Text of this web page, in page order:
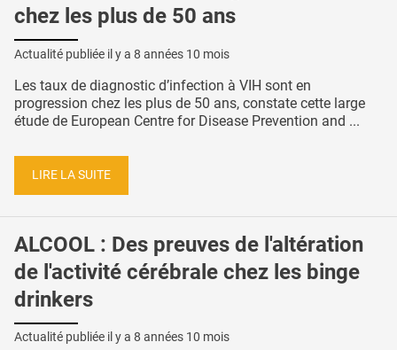
chez les plus de 50 ans
Actualité publiée il y a 8 années 10 mois
Les taux de diagnostic d’infection à VIH sont en
progression chez les plus de 50 ans, constate cette large
étude de European Centre for Disease Prevention and ...
LIRE LA SUITE
ALCOOL : Des preuves de l'altération
de l'activité cérébrale chez les binge
drinkers
Actualité publiée il y a 8 années 10 mois